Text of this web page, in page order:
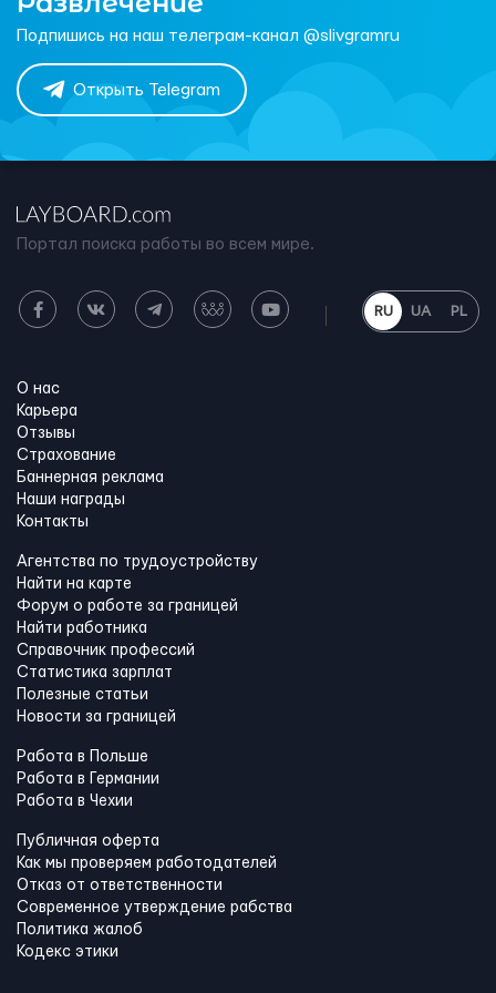
Подпишись на наш телеграм-канал @slivgramru
Открыть Telegram
Портал поиска работы во всем мире.
RU UA PL
О нас
Карьера
Отзывы
Страхование
Баннерная реклама
Наши награды
Контакты
Агентства по трудоустройству
Найти на карте
Форум о работе за границей
Найти работника
Справочник профессий
Статистика зарплат
Полезные статьи
Новости за границей
Работа в Польше
Работа в Германии
Работа в Чехии
Публичная оферта
Как мы проверяем работодателей
Отказ от ответственности
Современное утверждение рабства
Политика жалоб
Кодекс этики